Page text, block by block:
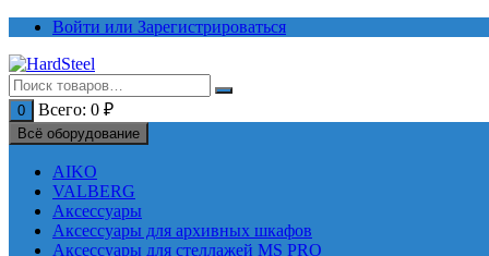
Перейти
содержимому
Войти или Зарегистрироваться
0 Всего: 0 ₽
Всё оборудование
AIKO
VALBERG
Аксессуары
Аксессуары для архивных шкафов
Аксессуары для стеллажей MS PRO